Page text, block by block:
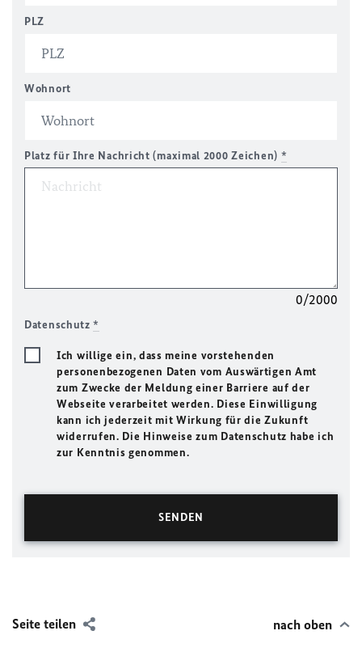
PLZ
Wohnort
Platz für Ihre Nachricht (maximal 2000 Zeichen) *
0/2000
Datenschutz*
Ich willige ein, dass meine vorstehenden
personenbezogenen Daten vom Auswärtigen Amt
zum Zwecke der Meldung einer Barriere auf der
Webseite verarbeitet werden. Diese Einwilligung
kann ich jederzeit mit Wirkung für die Zukunft
widerrufen. Die Hinweise zum Datenschutz habe ich
zur Kenntnis genommen.
Seite teilen nach oben